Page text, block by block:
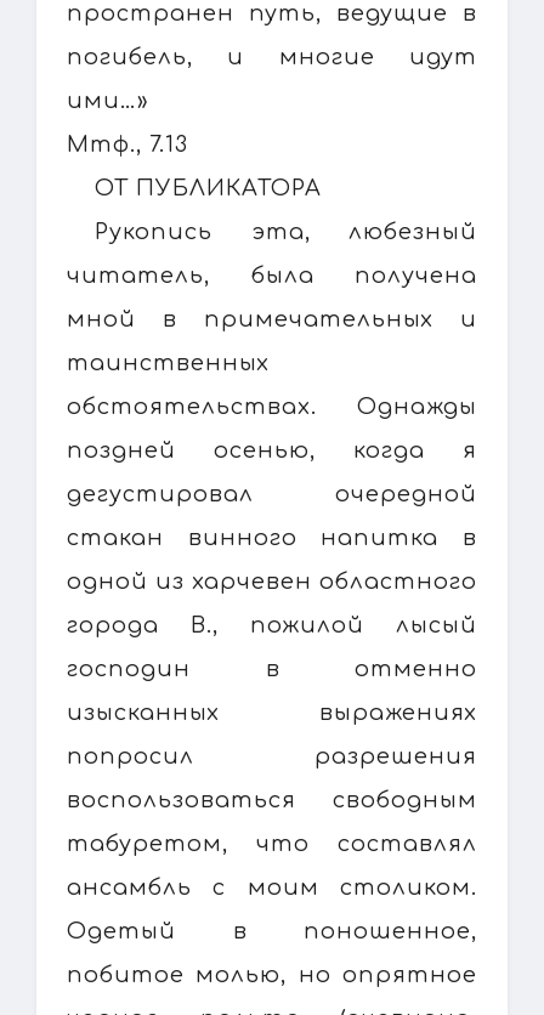
пространен путь, ведущие в
погибель, и многие идут
ими…»
Мтф., 7.13
ОТ ПУБЛИКАТОРА
Рукопись эта, любезный
читатель, была получена
мной в примечательных и
таинственных
обстоятельствах. Однажды
поздней осенью, когда я
дегустировал очередной
стакан винного напитка в
одной из харчевен областного
города В., пожилой лысый
господин в отменно
изысканных выражениях
попросил разрешения
воспользоваться свободным
табуретом, что составлял
ансамбль с моим столиком.
Одетый в поношенное,
побитое молью, но опрятное